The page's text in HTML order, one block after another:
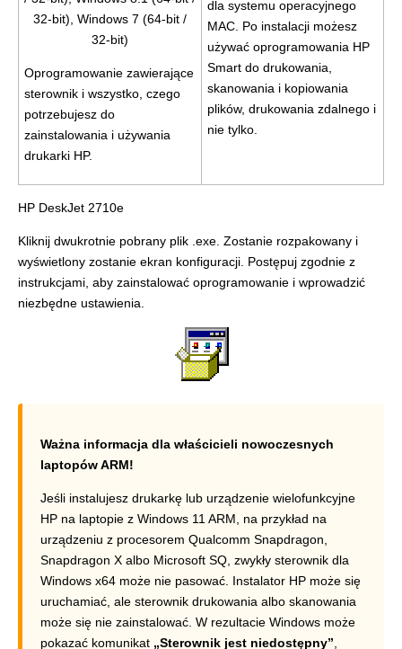
32-bit), Windows 7 (64-bit /
32-bit)
Oprogramowanie zawierające
sterownik i wszystko, czego
potrzebujesz do
zainstalowania i używania
drukarki HP.
dla systemu operacyjnego
MAC. Po instalacji możesz
używać oprogramowania HP
Smart do drukowania,
skanowania i kopiowania
plików, drukowania zdalnego i
nie tylko.
HP DeskJet 2710e
Kliknij dwukrotnie pobrany plik .exe. Zostanie rozpakowany i
wyświetlony zostanie ekran konfiguracji. Postępuj zgodnie z
instrukcjami, aby zainstalować oprogramowanie i wprowadzić
niezbędne ustawienia.
Ważna informacja dla właścicieli nowoczesnych
laptopów ARM!
Jeśli instalujesz drukarkę lub urządzenie wielofunkcyjne
HP na laptopie z Windows 11 ARM, na przykład na
urządzeniu z procesorem Qualcomm Snapdragon,
Snapdragon X albo Microsoft SQ, zwykły sterownik dla
Windows x64 może nie pasować. Instalator HP może się
uruchamiać, ale sterownik drukowania albo skanowania
może się nie zainstalować. W rezultacie Windows może
pokazać komunikat „Sterownik jest niedostępny”